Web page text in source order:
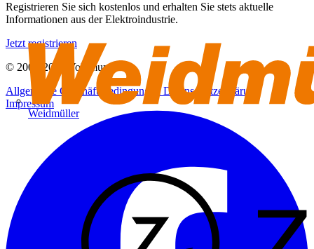
Weidmüller
Registrieren Sie sich kostenlos und erhalten Sie stets aktuelle
Informationen aus der Elektroindustrie.
Jetzt registrieren
© 2002-
2026
Voltimum
Allgemeine GeschäftsbedingungenDatenschutzerklärung
Impressum